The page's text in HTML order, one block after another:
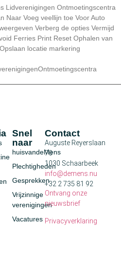
Lidverenigingen Ontmoetingscentra
Naar Voeg veellijn toe Voor Auto
Verberg de opties Vermijd
Ferries Print Reset Ophalen van
locatie markering
Snel
naar
huisvandeMens
Plechtigheden
Gesprekken
Vrijzinnige
verenigingen
Vacatures
Contact
Auguste Reyerslaan
70
1030 Schaarbeek
info@demens.nu
+32 2 735 81 92
Ontvang onze
nieuwsbrief
Privacyverklaring